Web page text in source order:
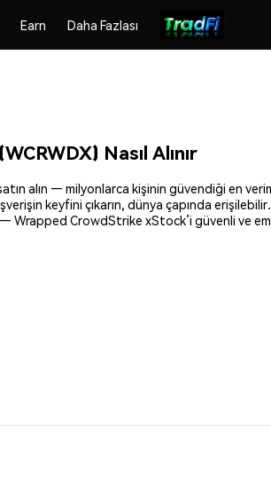
Earn Daha Fazlası
Nasıl Alınır
alın — milyonlarca kişinin güvendiği en
keyfini çıkarın, dünya çapında
CrowdStrike xStock’i güvenli ve